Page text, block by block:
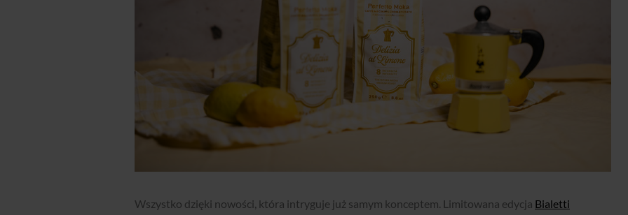
Wszystko dzięki nowości, która intryguje już samym konceptem. Limitowana edycja Bialetti